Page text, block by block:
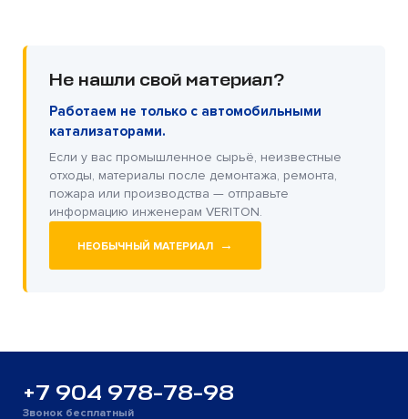
Не нашли свой материал?
Работаем не только с автомобильными
катализаторами.
Если у вас промышленное сырьё, неизвестные
отходы, материалы после демонтажа, ремонта,
пожара или производства — отправьте
информацию инженерам VERITON.
НЕОБЫЧНЫЙ МАТЕРИАЛ →
+7 904 978-78-98
Звонок бесплатный